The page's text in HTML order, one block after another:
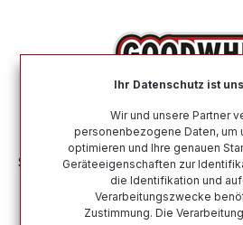
Sommerreifen Nach Größe
Sommerreifen in der
Ihr Datenschutz ist
Wir und unsere Partner
personenbezogene Daten, um
optimieren und Ihre genauen
Geräteeigenschaften zur
die Identifikation und
Verarbeitungszwecke
Zustimmung. Die